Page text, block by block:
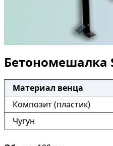
Бетономешалка
Материал венца
Композит (пластик)
Чугун